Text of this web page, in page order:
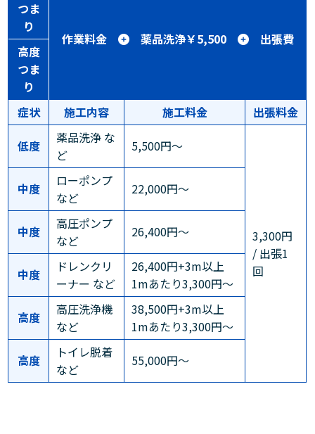
つま
り
作業料金 薬品洗浄￥5,500 出張費
高度
つま
り
症状
施工内容 施工料金
出張料金
低度
薬品洗浄 な
ど
5,500円～
3,300円
/ 出張1
回
中度
ローポンプ
など
22,000円～
中度
高圧ポンプ
など
26,400円～
中度
ドレンクリ
ーナー など
26,400円+3m以上
1mあたり3,300円～
高度
高圧洗浄機
など
38,500円+3m以上
1mあたり3,300円～
高度
トイレ脱着
など
55,000円～